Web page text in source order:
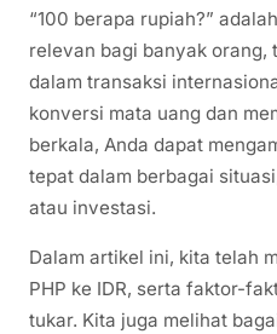
“100 berapa rupiah?”
relevan bagi banyak
dalam transaksi
konversi mata uang dan
berkala, Anda dapat
tepat dalam berbagai
atau investasi.
Dalam artikel ini, kita telah
PHP ke IDR, serta faktor-
tukar. Kita juga melihat